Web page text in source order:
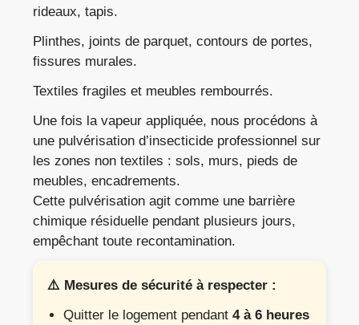
rideaux, tapis.
Plinthes, joints de parquet, contours de portes,
fissures murales.
Textiles fragiles et meubles rembourrés.
Une fois la vapeur appliquée, nous procédons à
une pulvérisation d’insecticide professionnel sur
les zones non textiles : sols, murs, pieds de
meubles, encadrements.
Cette pulvérisation agit comme une barrière
chimique résiduelle pendant plusieurs jours,
empêchant toute recontamination.
⚠️ Mesures de sécurité à respecter :
Quitter le logement pendant 4 à 6 heures